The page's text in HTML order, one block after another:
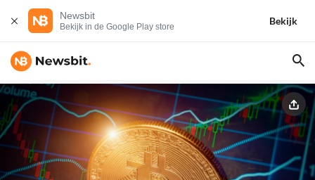
Newsbit
Bekijk in de Google Play store
Bekijk